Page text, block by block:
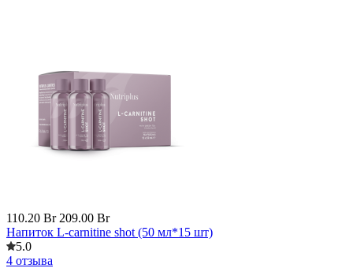
110.20 Br 209.00 Br
Напиток L-carnitine shot (50 мл*15 шт)
5.0
4 отзыва